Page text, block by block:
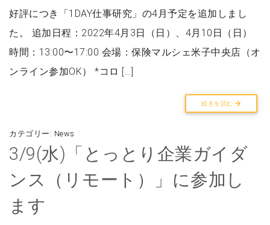
好評につき「1DAY仕事研究」の4月予定を追加しまし
た。 追加日程：2022年4月3日（日）、4月10日（日）
時間：13:00〜17:00 会場：保険マルシェ米子中央店（オ
ンライン参加OK） *コロ […]
続きを読む
カテゴリー: News
3/9(水)「とっとり企業ガイダ
ンス（リモート）」に参加し
ます